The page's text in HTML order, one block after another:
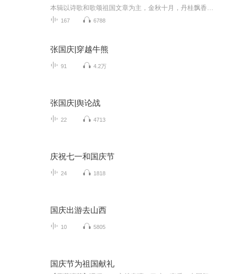
167 6788
张国庆|穿越牛熊
91 4.2万
张国庆|舆论战
22 4713
庆祝七一和国庆节
24 1818
国庆出游去山西
10 5805
国庆节为祖国献礼